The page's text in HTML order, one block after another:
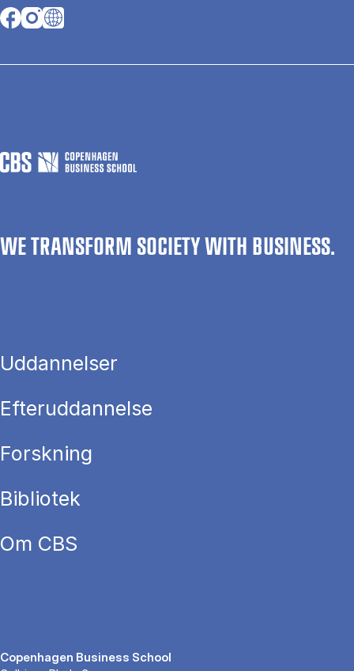
Opens in a new tab
Opens in a new tab
Opens in a new tab
WE TRANSFORM SOCIETY WITH BUSINESS.
Uddannelser
Efteruddannelse
Forskning
Bibliotek
Om CBS
Copenhagen Business School